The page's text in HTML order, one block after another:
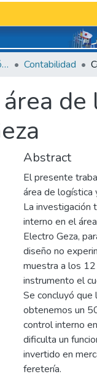
Facultad de Ciencias Económicas y Administrativas Contabilidad
Abstract
El presente
área de logística
La investigación
interno en el
Electro Geza,
diseño no
muestra a los
instrumento el
Se concluyó
obtenemos un
control interno
dificulta un
invertido en
feretería.